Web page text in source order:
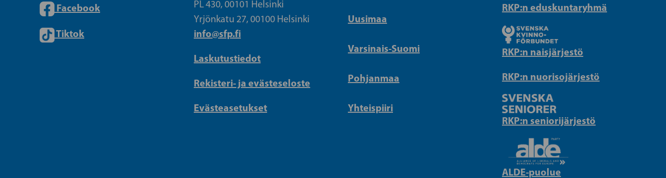
Facebook
Tiktok
PL 430, 00101 Helsinki
Yrjönkatu 27, 00100 Helsinki
info@sfp.fi
Laskutustiedot
Rekisteri- ja evästeseloste
Evästeasetukset
Uusimaa
Varsinais-Suomi
Pohjanmaa
Yhteispiiri
RKP:n eduskuntaryhmä
RKP:n naisjärjestö
RKP:n nuorisojärjestö
RKP:n seniorijärjestö
ALDE-puolue